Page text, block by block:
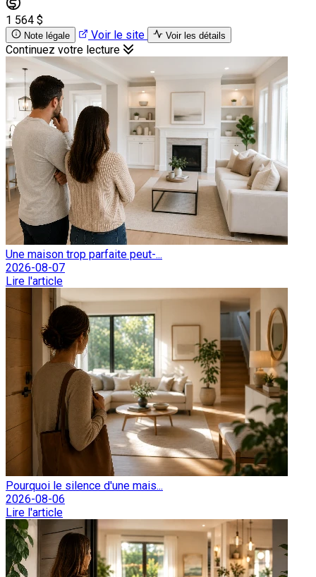
1 564 $
Note légale Voir le site Voir les détails
Continuez votre lecture
Une maison trop parfaite peut-...
2026-08-07
Lire l'article
Pourquoi le silence d'une mais...
2026-08-06
Lire l'article